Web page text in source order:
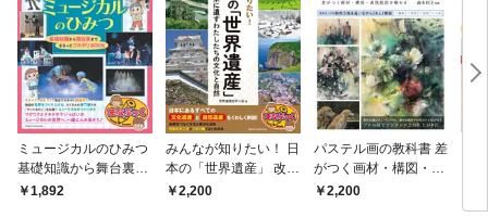
ミュージカルのひみつ
基礎知識から舞台裏ま
で まるっとフカボリB
1,892
みんなが知りたい！ 日
本の「世界遺産」 改訂
版 未来に遺すわたした
2,200
パステル画の教科書 差
がつく画材・構図・表
現技法を極める
2,200
作